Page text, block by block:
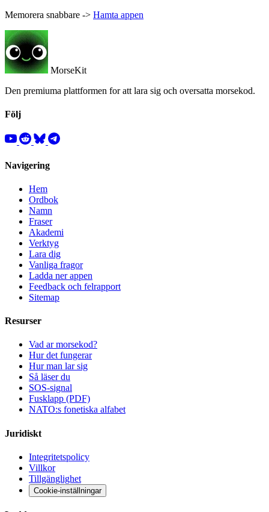
Memorera snabbare -> Hamta appen
MorseKit
Den premiuma plattformen for att lara sig och oversatta morsekod.
Följ
Navigering
Hem
Ordbok
Namn
Fraser
Akademi
Verktyg
Lara dig
Vanliga fragor
Ladda ner appen
Feedback och felrapport
Sitemap
Resurser
Vad ar morsekod?
Hur det fungerar
Hur man lar sig
Så läser du
SOS-signal
Fusklapp (PDF)
NATO:s fonetiska alfabet
Juridiskt
Integritetspolicy
Villkor
Tillgänglighet
Cookie-inställningar